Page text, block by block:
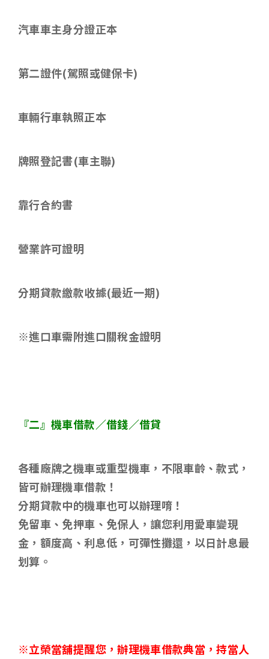
汽車車主身分證正本
第二證件(駕照或健保卡)
車輛行車執照正本
牌照登記書(車主聯)
靠行合約書
營業許可證明
分期貸款繳款收據(最近一期)
※進口車需附進口關稅金證明
『二』機車借款／借錢／借貸
各種廠牌之機車或重型機車，不限車齡、款式，
皆可辦理機車借款！
分期貸款中的機車也可以辦理唷！
免留車、免押車、免保人，讓您利用愛車變現
金，額度高、利息低，可彈性攤還，以日計息最
划算。
※立榮當舖提醒您，辦理機車借款典當，持當人